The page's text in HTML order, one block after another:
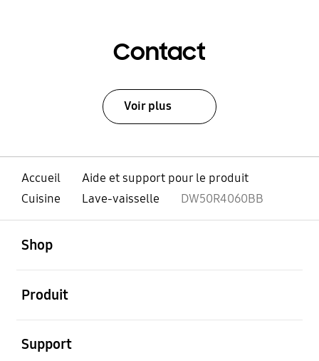
Contact
Voir plus
Accueil
Aide et support pour le produit
Cuisine
Lave-vaisselle DW50R4060BB
Shop
Produit
Support